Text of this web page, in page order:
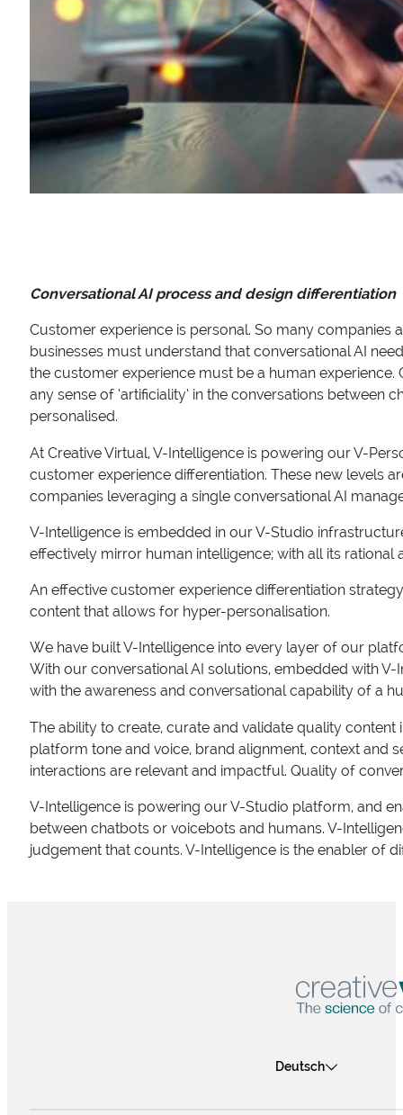
Conversational AI process and design differentiation
Customer experience is personal. So many companies
businesses must understand that conversational AI
the customer experience must be a human
any sense of ‘artificiality’ in the conversations
personalised.
At Creative Virtual, V-Intelligence is powering our V-
customer experience differentiation. These new levels
companies leveraging a single conversational AI
V-Intelligence is embedded in our V-Studio
effectively mirror human intelligence; with all its
An effective customer experience differentiation
content that allows for hyper-personalisation.
We have built V-Intelligence into every layer of our
With our conversational AI solutions, embedded with
with the awareness and conversational capability of a
The ability to create, curate and validate quality
platform tone and voice, brand alignment, context and
interactions are relevant and impactful. Quality of
V-Intelligence is powering our V-Studio platform, and
between chatbots or voicebots and humans. V-
judgement that counts. V-Intelligence is the enabler of
Deutsch